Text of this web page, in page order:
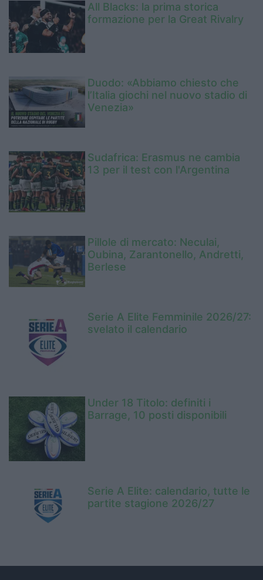
All Blacks: la prima storica
formazione per la Great Rivalry
Duodo: «Abbiamo chiesto che
l’Italia giochi nel nuovo stadio di
Venezia»
Sudafrica: Erasmus ne cambia
13 per il test con l'Argentina
Pillole di mercato: Neculai,
Oubina, Zarantonello, Andretti,
Berlese
Serie A Elite Femminile 2026/27:
svelato il calendario
Under 18 Titolo: definiti i
Barrage, 10 posti disponibili
Serie A Elite: calendario, tutte le
partite stagione 2026/27